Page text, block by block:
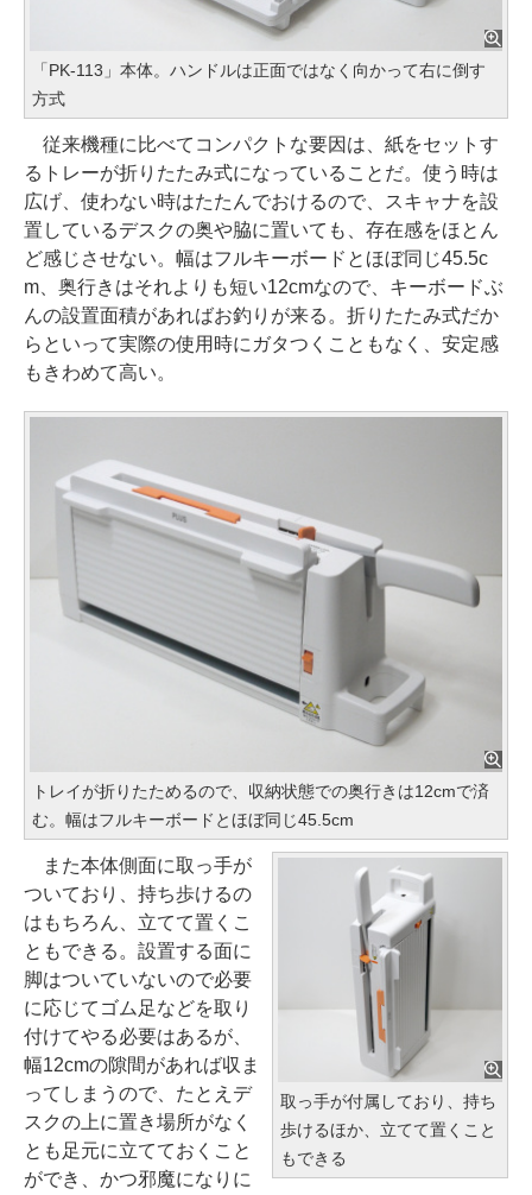
「PK-113」本体。ハンドルは正面ではなく向かって右に倒す
方式
従来機種に比べてコンパクトな要因は、紙をセットす
るトレーが折りたたみ式になっていることだ。使う時は
広げ、使わない時はたたんでおけるので、スキャナを設
置しているデスクの奥や脇に置いても、存在感をほとん
ど感じさせない。幅はフルキーボードとほぼ同じ45.5c
m、奥行きはそれよりも短い12cmなので、キーボードぶ
んの設置面積があればお釣りが来る。折りたたみ式だか
らといって実際の使用時にガタつくこともなく、安定感
もきわめて高い。
トレイが折りたためるので、収納状態での奥行きは12cmで済
む。幅はフルキーボードとほぼ同じ45.5cm
取っ手が付属しており、持ち
歩けるほか、立てて置くこと
もできる
また本体側面に取っ手が
ついており、持ち歩けるの
はもちろん、立てて置くこ
ともできる。設置する面に
脚はついていないので必要
に応じてゴム足などを取り
付けてやる必要はあるが、
幅12cmの隙間があれば収ま
ってしまうので、たとえデ
スクの上に置き場所がなく
とも足元に立てておくこと
ができ、かつ邪魔になりに